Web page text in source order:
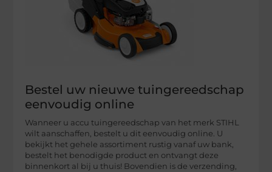
Bestel uw nieuwe tuingereedschap
eenvoudig online
Wanneer u accu tuingereedschap van het merk STIHL
wilt aanschaffen, bestelt u dit eenvoudig online. U
bekijkt het gehele assortiment rustig vanaf uw bank,
bestelt het benodigde product en ontvangt deze
binnenkort al bij u thuis! Bovendien is de verzending,